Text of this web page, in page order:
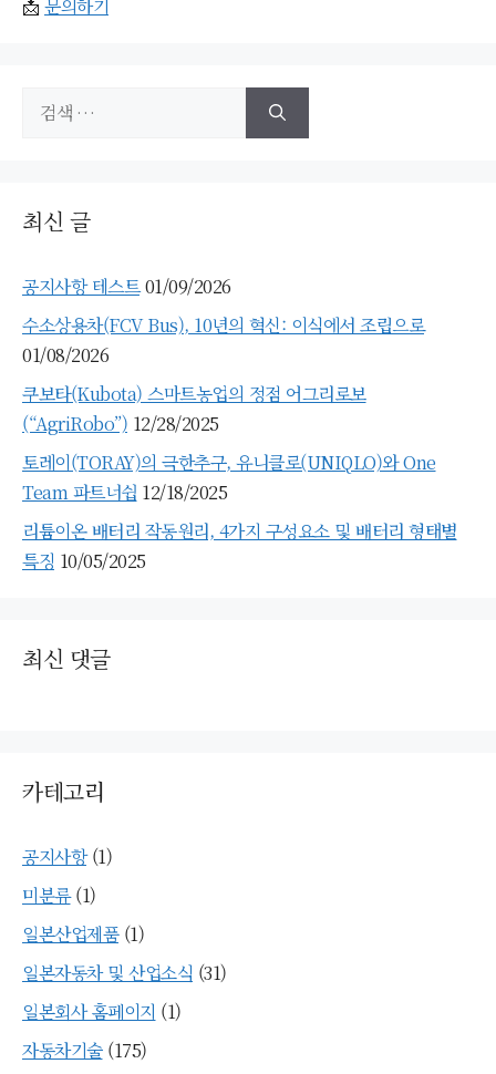
📩 문의하기
최신 글
공지사항 테스트 01/09/2026
수소상용차(FCV Bus), 10년의 혁신: 이식에서 조립으로
01/08/2026
쿠보타(Kubota) 스마트농업의 정점 어그리로보
(“AgriRobo”) 12/28/2025
토레이(TORAY)의 극한추구, 유니클로(UNIQLO)와 One
Team 파트너쉽 12/18/2025
리튬이온 배터리 작동원리, 4가지 구성요소 및 배터리 형태별
특징 10/05/2025
최신 댓글
카테고리
공지사항(1)
미분류(1)
일본산업제품(1)
일본자동차 및 산업소식 (31)
일본회사 홈페이지 (1)
자동차기술(175)